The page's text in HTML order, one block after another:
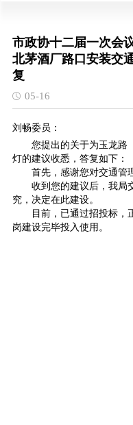
市政协十二届一次会
北茅酒厂路口安装交
复
05-16
刘畅委员：
您提出的关于为玉龙路（
灯的建议收悉，答复如下：
首先，感谢您对交通管
收到您的建议后，我局
究，决定在此建设。
目前，已通过招投标，正
岗建设完毕投入使用。